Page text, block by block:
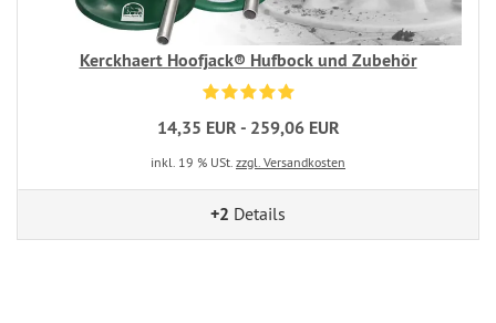
Kerckhaert Hoofjack® Hufbock und Zubehör
14,35 EUR - 259,06 EUR
inkl. 19 % USt. zzgl. Versandkosten
+2 Details